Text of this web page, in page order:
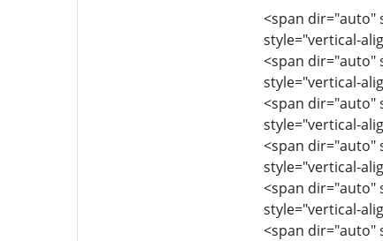
<span dir="auto"
style="vertical-
<span dir="auto"
style="vertical-
<span dir="auto"
style="vertical-
<span dir="auto"
style="vertical-
<span dir="auto"
style="vertical-
<span dir="auto"